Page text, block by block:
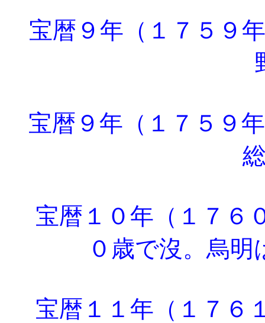
宝暦９年（１７５９
宝暦９年（１７５９
宝暦１０年（１７６
０歳で沒。烏
宝暦１１年（１７６